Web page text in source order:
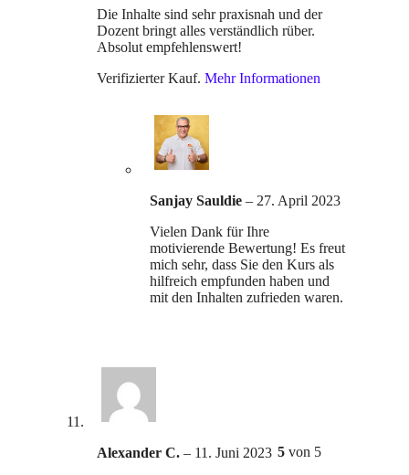
Die Inhalte sind sehr praxisnah und der
Dozent bringt alles verständlich rüber.
Absolut empfehlenswert!
Verifizierter Kauf. Mehr Informationen
Sanjay Sauldie – 27. April 2023
Vielen Dank für Ihre
motivierende Bewertung! Es freut
mich sehr, dass Sie den Kurs als
hilfreich empfunden haben und
mit den Inhalten zufrieden waren.
5von 5
Alexander C. – 11. Juni 2023